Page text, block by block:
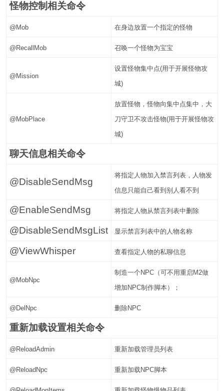
怪物控制相关命令
@Mob 在身边放置一个指定的怪物
@RecallMob 召唤一个怪物为宝宝
@Mission
设置怪物集中点(用于开展怪物攻
城)
@MobPlace
放置怪物，怪物向集中点集中，大
刀守卫不攻击怪物(用于开展怪物攻
城)
聊天信息相关命令
@DisableSendMsg
将指定人物加入禁言列表，人物发
信息只能自己看到别人看不到
@EnableSendMsg 将指定人物从禁言列表中删除
@DisableSendMsgList 显示禁言列表中的人物名称
@ViewWhisper 查看指定人物的私聊信息
@MobNpc
制造一个NPC（可不用重启M2做
增加NPC制作脚本）；
@DelNpc 删除NPC
重新加载设置相关命令
@ReloadAdmin 重新加载管理员列表
@ReloadNpc 重新加载NPC脚本